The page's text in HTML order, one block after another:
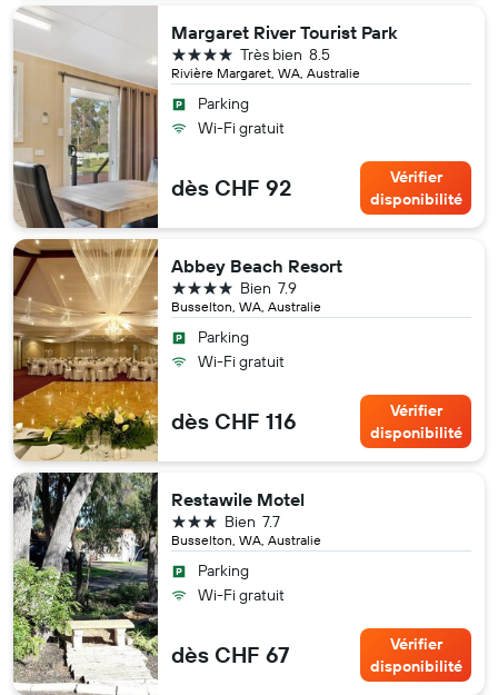
Margaret River Tourist Park
Rivière Margaret, WA, Australie
8.5
Très bien
4 étoiles
Parking
Wi-Fi gratuit
dès CHF 92
Vérifier
disponibilité
Abbey Beach Resort
Busselton, WA, Australie
7.9
Bien
4 étoiles
Parking
Wi-Fi gratuit
dès CHF 116
Vérifier
disponibilité
Restawile Motel
Busselton, WA, Australie
7.7
Bien
3 étoiles
Parking
Wi-Fi gratuit
dès CHF 67
Vérifier
disponibilité